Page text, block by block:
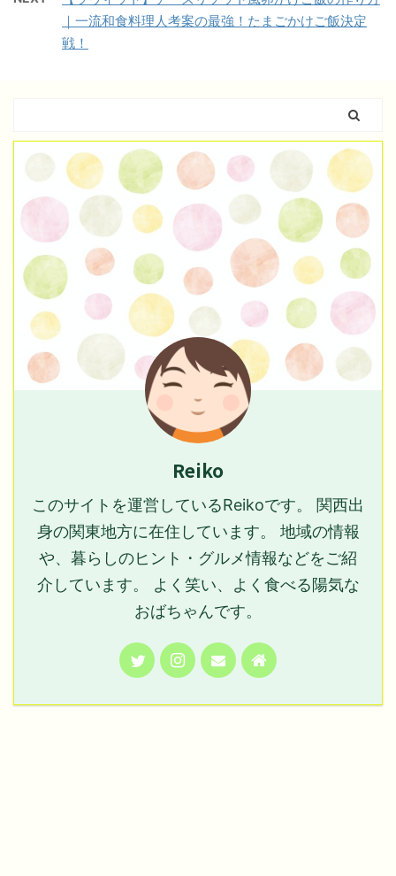
｜一流和食料理人考案の最強！たまごかけご飯決定
戦！
Reiko
このサイトを運営しているReikoです。 関西出
身の関東地方に在住しています。 地域の情報
や、暮らしのヒント・グルメ情報などをご紹
介しています。 よく笑い、よく食べる陽気な
おばちゃんです。